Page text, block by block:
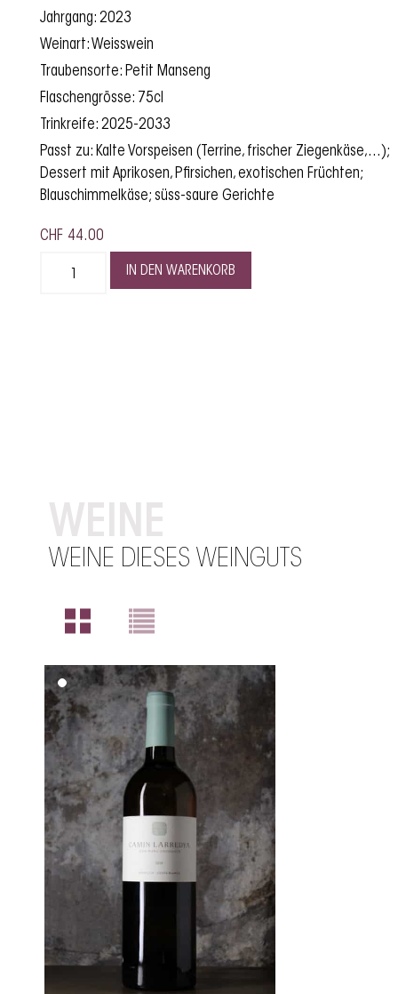
Jahrgang: 2023
Weinart: Weisswein
Traubensorte: Petit Manseng
Flaschengrösse: 75cl
Trinkreife: 2025-2033
Passt zu: Kalte Vorspeisen (Terrine, frischer Ziegenkäse,...);
Dessert mit Aprikosen, Pfirsichen, exotischen Früchten;
Blauschimmelkäse; süss-saure Gerichte
CHF 44.00
IN DEN WARENKORB
WEINE
WEINE DIESES WEINGUTS